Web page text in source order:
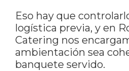
Eso hay que
logística previa, y en
Catering nos
ambientación sea
banquete servido.